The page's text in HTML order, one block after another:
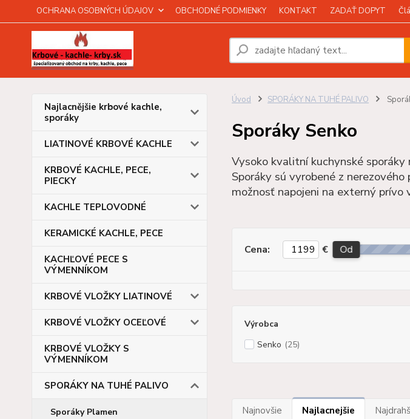
OCHRANA OSOBNÝCH ÚDAJOV OBCHODNÉ PODMIENKY KONTAKT ZADAŤ DOPYT
Najlacnějšie krbové kachle,
sporáky
LIATINOVÉ KRBOVÉ KACHLE
KRBOVÉ KACHLE, PECE,
PIECKY
KACHLE TEPLOVODNÉ
KERAMICKÉ KACHLE, PECE
KACHĽOVÉ PECE S
VÝMENNÍKOM
KRBOVÉ VLOŽKY LIATINOVÉ
KRBOVÉ VLOŽKY OCEĽOVÉ
KRBOVÉ VLOŽKY S
VÝMENNÍKOM
SPORÁKY NA TUHÉ PALIVO
Sporáky Plamen
Úvod SPORÁKY NA TUHÉ PALIVO
Sporáky Senko
Vysoko kvalitní kuchynské
Sporáky sú vyrobené z
možnosť napojeni na externý prívo
Cena: € Od
Výrobca
Senko (25)
Najnovšie Najlacnejšie